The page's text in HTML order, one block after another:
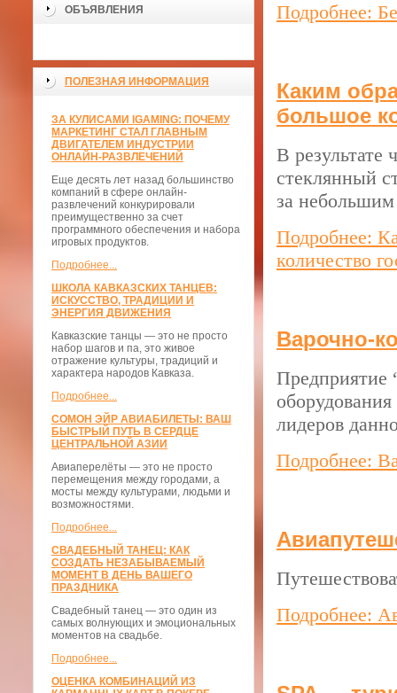
ОБЪЯВЛЕНИЯ
ПОЛЕЗНАЯ ИНФОРМАЦИЯ
ЗА КУЛИСАМИ IGAMING: ПОЧЕМУ
МАРКЕТИНГ СТАЛ ГЛАВНЫМ
ДВИГАТЕЛЕМ ИНДУСТРИИ
ОНЛАЙН-РАЗВЛЕЧЕНИЙ
Еще десять лет назад большинство
компаний в сфере онлайн-
развлечений конкурировали
преимущественно за счет
программного обеспечения и набора
игровых продуктов.
Подробнее...
ШКОЛА КАВКАЗСКИХ ТАНЦЕВ:
ИСКУССТВО, ТРАДИЦИИ И
ЭНЕРГИЯ ДВИЖЕНИЯ
Кавказские танцы — это не просто
набор шагов и па, это живое
отражение культуры, традиций и
характера народов Кавказа.
Подробнее...
СОМОН ЭЙР АВИАБИЛЕТЫ: ВАШ
БЫСТРЫЙ ПУТЬ В СЕРДЦЕ
ЦЕНТРАЛЬНОЙ АЗИИ
Авиаперелёты — это не просто
перемещения между городами, а
мосты между культурами, людьми и
возможностями.
Подробнее...
СВАДЕБНЫЙ ТАНЕЦ: КАК
СОЗДАТЬ НЕЗАБЫВАЕМЫЙ
МОМЕНТ В ДЕНЬ ВАШЕГО
ПРАЗДНИКА
Свадебный танец — это один из
самых волнующих и эмоциональных
моментов на свадьбе.
Подробнее...
ОЦЕНКА КОМБИНАЦИЙ ИЗ
Подробнее:
Каким
большое
В результате
стеклянный
за
Подробнее:
количество
Варочно-
Предприятие
лидеров
Подробнее:
Подробнее: